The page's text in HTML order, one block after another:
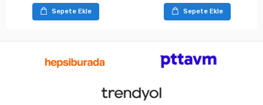
Sepete Ekle Sepete Ekle